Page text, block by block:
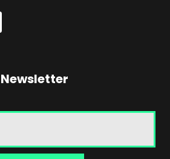
Newsletter